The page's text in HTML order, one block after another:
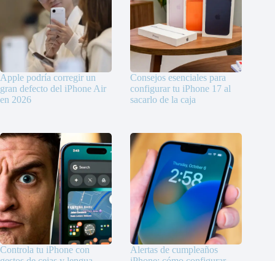
Apple podría corregir un
gran defecto del iPhone Air
en 2026
Consejos esenciales para
configurar tu iPhone 17 al
sacarlo de la caja
Controla tu iPhone con
Alertas de cumpleaños